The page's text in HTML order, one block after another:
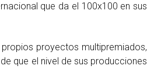
que da el 100x100 en sus
proyectos multipremiados,
que el nivel de sus producciones